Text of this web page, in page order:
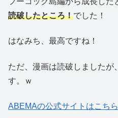
読破したところ！でした！
はなみち、最高ですね！
ただ、漫画は読破しましたが
す。ｗ
ABEMAの公式サイトはこち